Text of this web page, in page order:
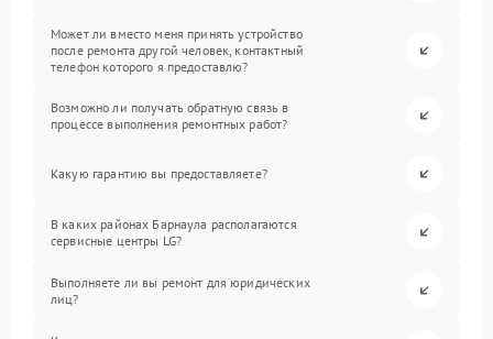
Может ли вместо меня принять устройство
после ремонта другой человек, контактный
телефон которого я предоставлю?
Возможно ли получать обратную связь в
процессе выполнения ремонтных работ?
Какую гарантию вы предоставляете?
В каких районах Барнаула располагаются
сервисные центры LG?
Выполняете ли вы ремонт для юридических
лиц?